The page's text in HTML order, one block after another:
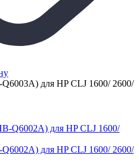
для HP CLJ 1600/ 2600/
для HP CLJ 1600/ 2600/